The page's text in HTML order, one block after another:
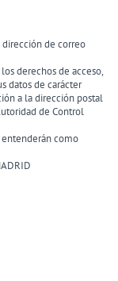
de correo
derechos de acceso,
datos de carácter
a la dirección postal
de Control
entenderán como